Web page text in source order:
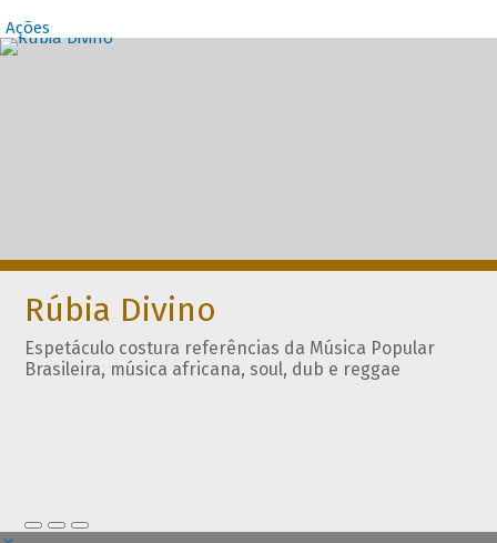
Ações
Destaques
Rúbia Divino
Espetáculo costura referências da Música Popular
Brasileira, música africana, soul, dub e reggae